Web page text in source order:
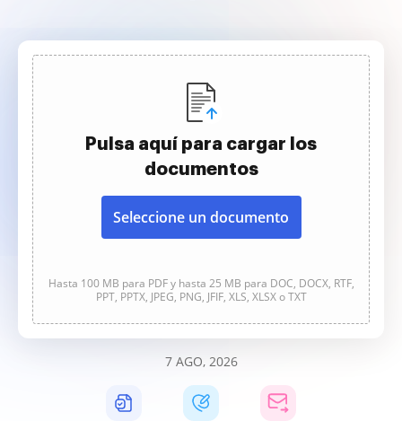
Pulsa aquí para cargar los
documentos
Seleccione un documento
Hasta 100 MB para PDF y hasta 25 MB para DOC, DOCX, RTF,
PPT, PPTX, JPEG, PNG, JFIF, XLS, XLSX o TXT
7 AGO, 2026